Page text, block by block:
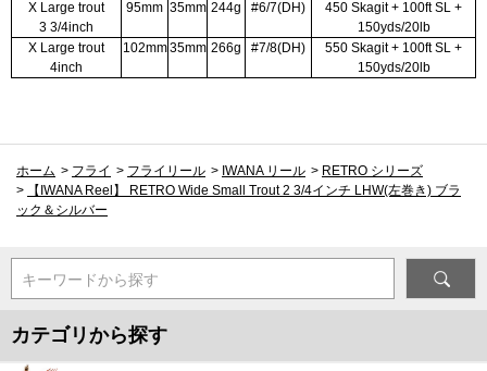
X Large trout
3 3/4inch
95mm 35mm 244g #6/7(DH)
450 Skagit + 100ft SL +
150yds/20lb
X Large trout
4inch
102mm35mm 266g #7/8(DH)
550 Skagit + 100ft SL +
150yds/20lb
ホーム > フライ > フライリール > IWANA リール > RETRO シリーズ
>
【IWANA Reel】 RETRO Wide Small Trout 2 3/4インチ LHW(左巻き) ブラ
ック＆シルバー
キーワードから探す
カテゴリから探す